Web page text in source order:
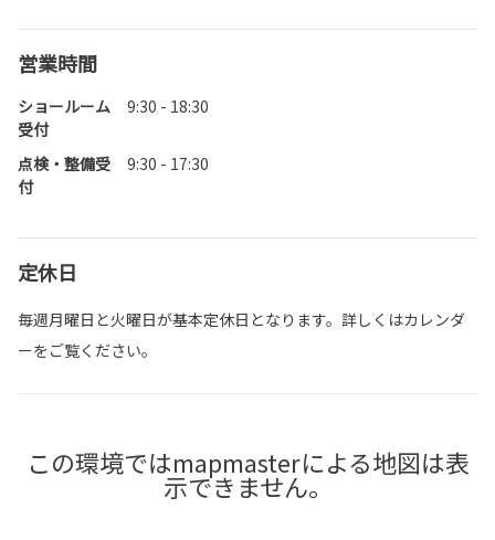
営業時間
ショールーム
受付
9:30 - 18:30
点検・整備受
付
9:30 - 17:30
定休日
毎週月曜日と火曜日が基本定休日となります。詳しくはカレンダ
ーをご覧ください。
この環境ではmapmasterによる地図は表
示できません。